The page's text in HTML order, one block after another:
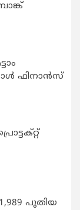
ഫിനാൻസ്
പുതിയ